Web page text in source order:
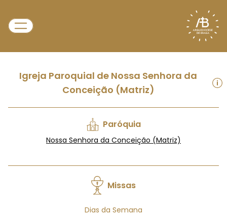
Igreja Paroquial de Nossa Senhora da
Conceição (Matriz)
Paróquia
Nossa Senhora da Conceição (Matriz)
Missas
Dias da Semana